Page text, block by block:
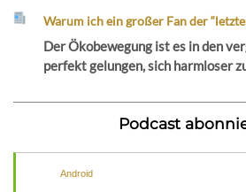
Warum ich ein großer Fan der
Der Ökobewegung ist es in den
perfekt gelungen, sich harmloser
Podcast
Android